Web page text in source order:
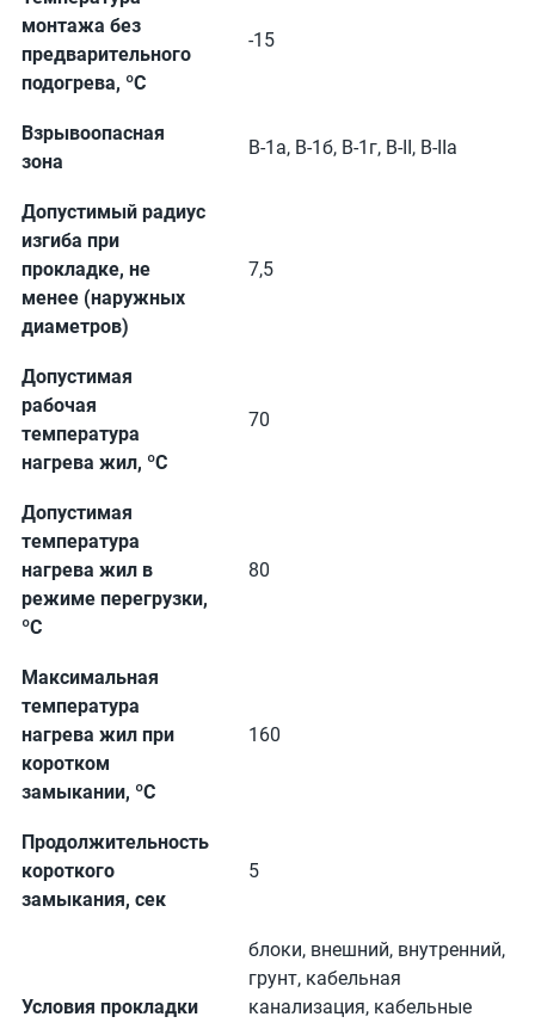
монтажа без
предварительного
подогрева, ºС
-15
Взрывоопасная
зона
В-1а, В-1б, В-1г, В-II, В-IIа
Допустимый радиус
изгиба при
прокладке, не
менее (наружных
диаметров)
7,5
Допустимая
рабочая
температура
нагрева жил, ºС
70
Допустимая
температура
нагрева жил в
режиме перегрузки,
ºС
80
Максимальная
температура
нагрева жил при
коротком
замыкании, ºС
160
Продолжительность
короткого
замыкания, сек
5
Условия прокладки
блоки, внешний, внутренний,
грунт, кабельная
канализация, кабельные